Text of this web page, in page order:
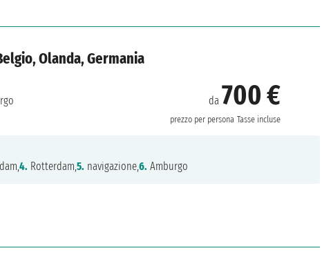
Olanda, Germania
da 700 €
prezzo per persona Tasse incluse
4. Rotterdam,5. navigazione,6. Amburgo